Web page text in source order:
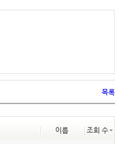
목록
이름 조회 수